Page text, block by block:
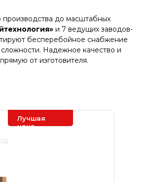
производства до масштабных
и 7 ведущих заводов-
бесперебойное снабжение
Надежное качество и
от изготовителя.
Лучшая
цена